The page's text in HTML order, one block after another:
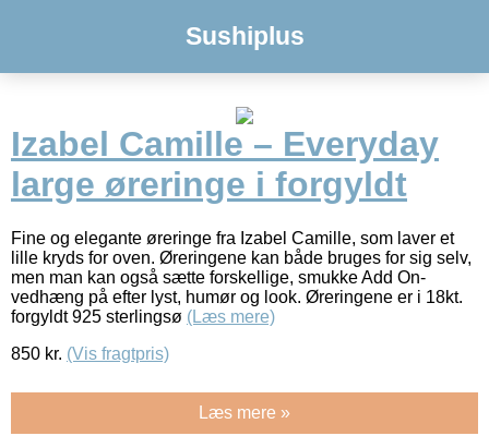
Sushiplus
Izabel Camille – Everyday
large øreringe i forgyldt
Fine og elegante øreringe fra Izabel Camille, som laver et
lille kryds for oven. Øreringene kan både bruges for sig selv,
men man kan også sætte forskellige, smukke Add On-
vedhæng på efter lyst, humør og look. Øreringene er i 18kt.
forgyldt 925 sterlingsø (Læs mere)
850 kr. (Vis fragtpris)
Læs mere »